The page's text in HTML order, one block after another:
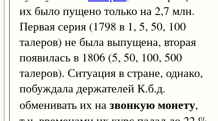
их было пущено только на 2,7 млн.
Первая серия (1798 в 1, 5, 50, 100
талеров) не была выпущена, вторая
появилась в 1806 (5, 50, 100, 500
талеров). Ситуация в стране, однако,
побуждала держателей К.б.д.
обменивать их назвонкую монету,